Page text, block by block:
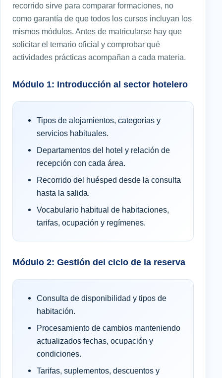
recorrido sirve para comparar formaciones, no
como garantía de que todos los cursos incluyan los
mismos módulos. Antes de matricularse hay que
solicitar el temario oficial y comprobar qué
actividades prácticas acompañan a cada materia.
Módulo 1: Introducción al sector hotelero
Tipos de alojamientos, categorías y
servicios habituales.
Departamentos del hotel y relación de
recepción con cada área.
Recorrido del huésped desde la consulta
hasta la salida.
Vocabulario habitual de habitaciones,
tarifas, ocupación y regímenes.
Módulo 2: Gestión del ciclo de la reserva
Consulta de disponibilidad y tipos de
habitación.
Procesamiento de cambios manteniendo
actualizados fechas, ocupación y
condiciones.
Tarifas, suplementos, descuentos y